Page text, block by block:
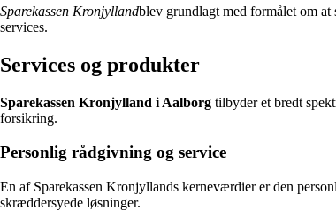
Sparekassen Kronjyllandblev grundlagt med formålet om
services.
Services og produkter
Sparekassen Kronjylland i Aalborg tilbyder et bredt
forsikring.
Personlig rådgivning og service
En af Sparekassen Kronjyllands kerneværdier er den
skræddersyede løsninger.